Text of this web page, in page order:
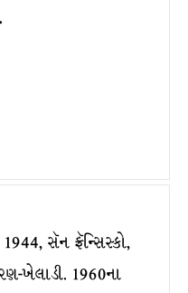
સૅન ફ્રૅન્સિસ્કો,
ખેલાડી. 1960ના